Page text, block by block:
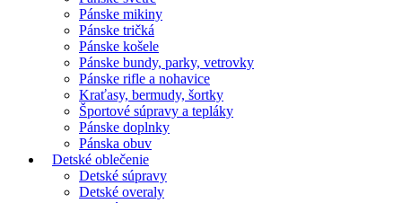
Pánske mikiny
Pánske tričká
Pánske košele
Pánske bundy, parky, vetrovky
Pánske rifle a nohavice
Kraťasy, bermudy, šortky
Športové súpravy a tepláky
Pánske doplnky
Pánska obuv
Detské oblečenie
Detské súpravy
Detské overaly